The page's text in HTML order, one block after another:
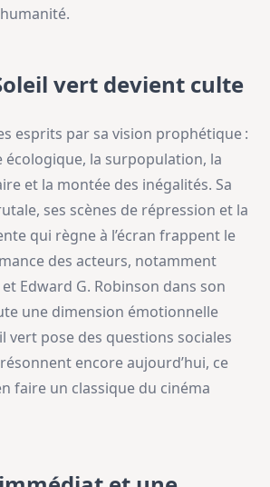
vert devient culte
esprits par sa vision prophétique :
écologique, la surpopulation, la
et la montée des inégalités. Sa
ses scènes de répression et la
qui règne à l’écran frappent le
des acteurs, notamment
Edward G. Robinson dans son
une dimension émotionnelle
vert pose des questions sociales
encore aujourd’hui, ce
faire un classique du cinéma